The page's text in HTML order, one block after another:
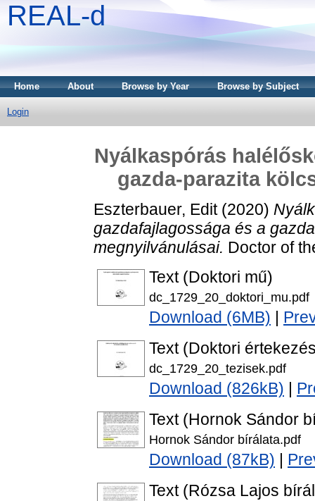
REAL-d
Home About Browse by Year Browse by Subject
Login
Nyálkaspórás
gazda-parazita
Eszterbauer, Edit(2020)
gazdafajlagossága és a
megnyilvánulásai. Doctor of
Text (Doktori mű)
dc_1729_20_doktori_mu.pdf
Download (6MB)
Text (Doktori
dc_1729_20_tezisek.pdf
Download (826kB)
Text (Hornok Sándor
Hornok Sándor bírálata.pdf
Download (87kB)
Text (Rózsa Lajos